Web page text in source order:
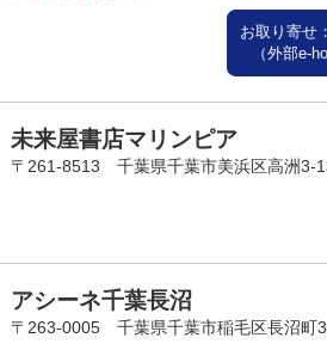
お取り寄せ
（外部e-
未来屋書店マリンピア
〒261-8513 千葉県千葉市美浜区高洲3-
アシーネ千葉長沼
〒263-0005 千葉県千葉市稲毛区長沼町